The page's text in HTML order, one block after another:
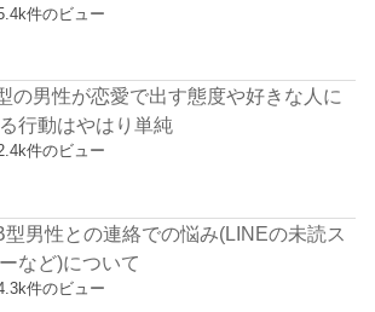
件のビュー
の男性が恋愛で出す態度や好きな人に
行動はやはり単純
件のビュー
型男性との連絡での悩み(LINEの未読ス
など)について
件のビュー